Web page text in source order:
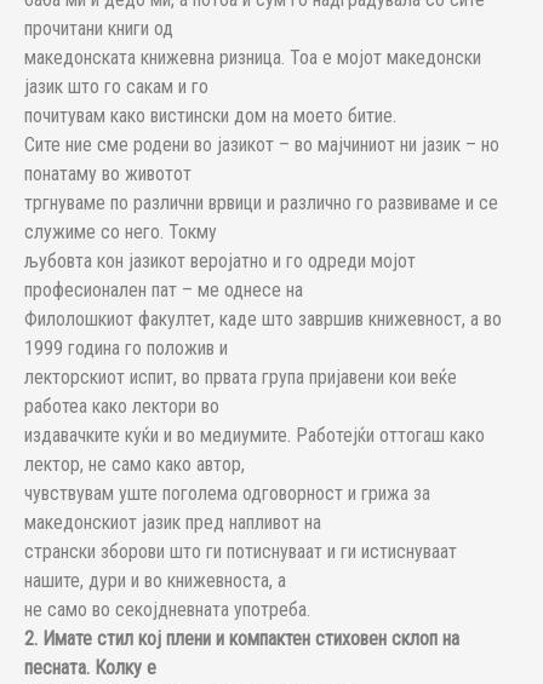
прочитани книги од
македонската книжевна ризница. Тоа е мојот македонски
јазик што го сакам и го
почитувам како вистински дом на моето битие.
Сите ние сме родени во јазикот – во мајчиниот ни јазик – но
понатаму во животот
тргнуваме по различни врвици и различно го развиваме и се
служиме со него. Токму
љубовта кон јазикот веројатно и го одреди мојот
професионален пат – ме однесе на
Филолошкиот факултет, каде што завршив книжевност, а во
1999 година го положив и
лекторскиот испит, во првата група пријавени кои веќе
работеа како лектори во
издавачките куќи и во медиумите. Работејќи оттогаш како
лектор, не само како автор,
чувствувам уште поголема одговорност и грижа за
македонскиот јазик пред напливот на
странски зборови што ги потиснуваат и ги истиснуваат
нашите, дури и во книжевноста, а
не само во секојдневната употреба.
2. Имате стил кој плени и компактен стиховен склоп на
песната. Колку е